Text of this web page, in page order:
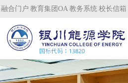
融合门户 教育集团OA 教务系统 校长信箱